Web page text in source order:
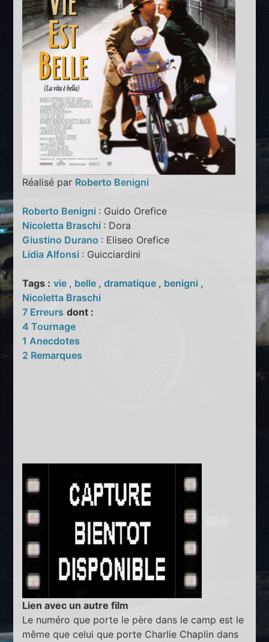
Réalisé par Roberto Benigni
Roberto Benigni : Guido Orefice
Nicoletta Braschi : Dora
Giustino Durano : Eliseo Orefice
Lidia Alfonsi : Guicciardini
Tags : vie , belle ,dramatique , benigni ,
Nicoletta Braschi
7 Erreurs dont :
4 Tournage
1 Anecdotes
2 Remarques
Lien avec un autre film
Le numéro que porte le père dans le camp est le
même que celui que porte Charlie Chaplin dans